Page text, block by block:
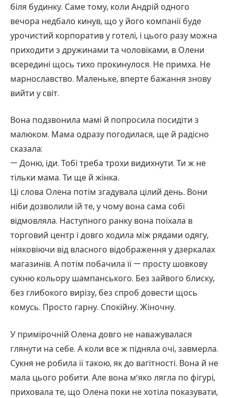
біля будинку. Саме тому, коли Андрій одного
вечора недбало кинув, що у його компанії буде
урочистий корпоратив у готелі, і цього разу можна
приходити з дружинами та чоловіками, в Олени
всередині щось тихо прокинулося. Не примха. Не
марнославство. Маленьке, вперте бажання знову
вийти у світ.
Вона подзвонила мамі й попросила посидіти з
малюком. Мама одразу погодилася, ще й радісно
сказала:
— Доню, іди. Тобі треба трохи видихнути. Ти ж не
тільки мама. Ти ще й жінка.
Ці слова Олена потім згадувала цілий день. Вони
ніби дозволили їй те, у чому вона сама собі
відмовляла. Наступного ранку вона поїхала в
торговий центр і довго ходила між рядами одягу,
ніяковіючи від власного відображення у дзеркалах
магазинів. А потім побачила її — просту шовкову
сукню кольору шампанського. Без зайвого блиску,
без глибокого вирізу, без спроб довести щось
комусь. Просто гарну. Спокійну. Жіночну.
У примірочній Олена довго не наважувалася
глянути на себе. А коли все ж підняла очі, завмерла.
Сукня не робила її такою, як до вагітності. Вона й не
мала цього робити. Але вона м’яко лягла по фігурі,
приховала те, що Олена поки не хотіла показувати,